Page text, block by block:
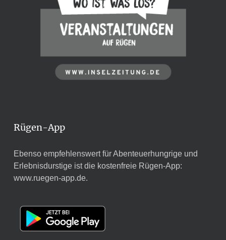
Rügen-App
Ebenso empfehlenswert für Abenteuerhungrige und
Erlebnisdurstige ist die kostenfreie Rügen-App:
www.ruegen-app.de.